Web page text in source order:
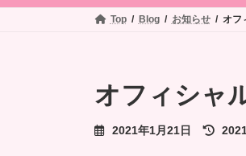
Top Blog お知らせ オフ
オフィシャ
2021年1月21日
最
終